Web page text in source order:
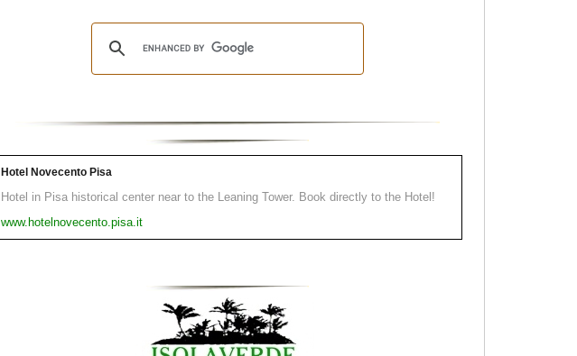
Hotel Novecento Pisa
Hotel in Pisa historical center near to the Leaning Tower. Book directly to the Hotel!
www.hotelnovecento.pisa.it